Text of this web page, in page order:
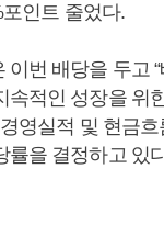
인트 줄었다.
이번 배당을 두고
속적인 성장을 위
영실적 및 현금흐
률을 결정하고 있